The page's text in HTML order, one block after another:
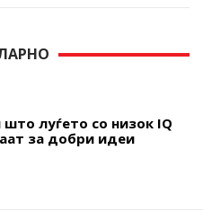
луѓето со низок IQ
за добри идеи